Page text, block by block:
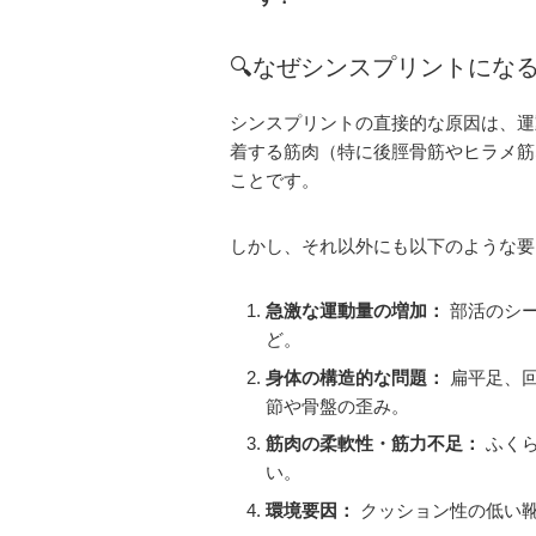
🔍なぜシンスプリントにな
シンスプリントの直接的な原因は、
着する筋肉（特に後脛骨筋やヒラメ
ことです。
しかし、それ以外にも以下のような
急激な運動量の増加： 部活のシ
ど。
身体の構造的な問題：
扁平足、
節や骨盤の歪み。
筋肉の柔軟性・筋力不足： ふく
い。
環境要因：
クッション性の低い